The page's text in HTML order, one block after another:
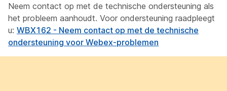
Neem contact op met de technische ondersteuning als
het probleem aanhoudt. Voor ondersteuning raadpleegt
u: WBX162 - Neem contact op met de technische
ondersteuning voor Webex-problemen